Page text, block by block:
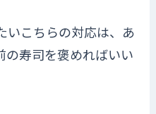
いこちらの対応は、あ
の寿司を褒めればいい